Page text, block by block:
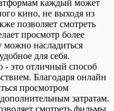
каждый может
кино, не выходя из
позволяет смотреть
просмотр более
насладиться
для себя.
- это отличный способ
Благодаря онлайн
просмотром
затратам.
смотреть фильмы